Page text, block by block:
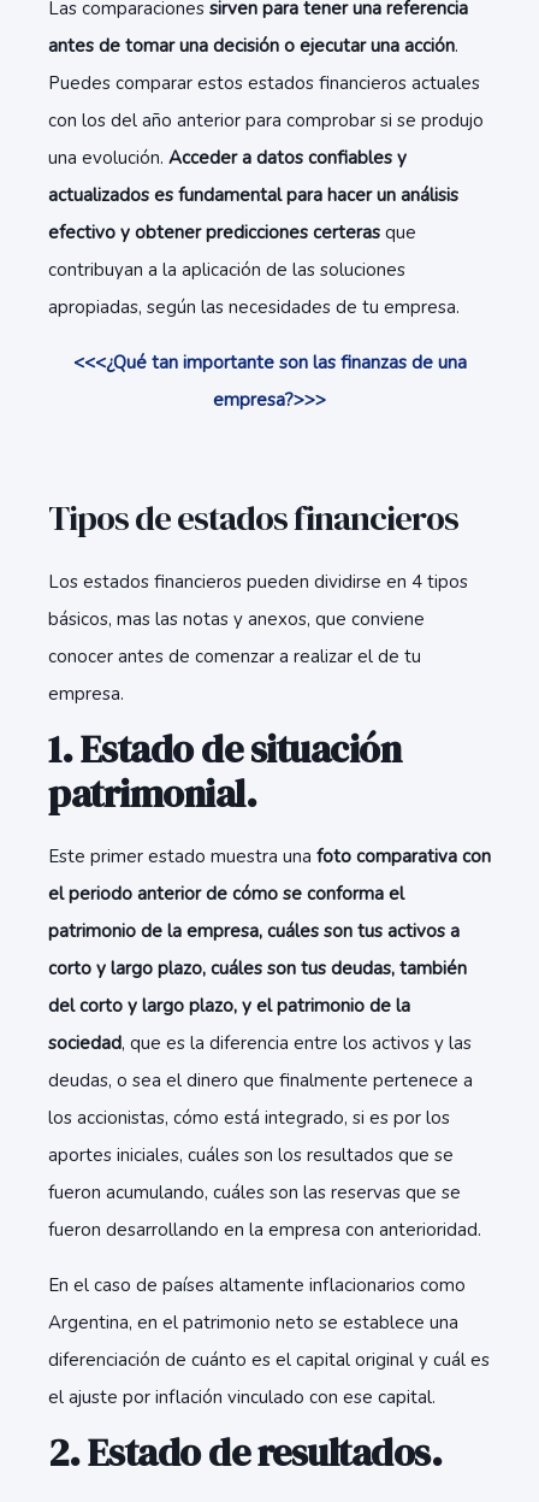
Las comparaciones sirven para tener una referencia
antes de tomar una decisión o ejecutar una acción.
Puedes comparar estos estados financieros actuales
con los del año anterior para comprobar si se produjo
una evolución. Acceder a datos confiables y
actualizados es fundamental para hacer un análisis
efectivo y obtener predicciones certeras que
contribuyan a la aplicación de las soluciones
apropiadas, según las necesidades de tu empresa.
<<<¿Qué tan importante son las finanzas de una
empresa?>>>
Tipos de estados financieros
Los estados financieros pueden dividirse en 4 tipos
básicos, mas las notas y anexos, que conviene
conocer antes de comenzar a realizar el de tu
empresa.
1. Estado de situación
patrimonial.
Este primer estado muestra una foto comparativa con
el periodo anterior de cómo se conforma el
patrimonio de la empresa, cuáles son tus activos a
corto y largo plazo, cuáles son tus deudas, también
del corto y largo plazo, y el patrimonio de la
sociedad, que es la diferencia entre los activos y las
deudas, o sea el dinero que finalmente pertenece a
los accionistas, cómo está integrado, si es por los
aportes iniciales, cuáles son los resultados que se
fueron acumulando, cuáles son las reservas que se
fueron desarrollando en la empresa con anterioridad.
En el caso de países altamente inflacionarios como
Argentina, en el patrimonio neto se establece una
diferenciación de cuánto es el capital original y cuál es
el ajuste por inflación vinculado con ese capital.
2. Estado de resultados.